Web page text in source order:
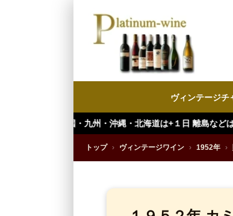
ヴィンテージチ
・沖縄・北海道は+１日 離島などは更に+ となります。）
トップ › ヴィンテージワイン › 1952年 ›